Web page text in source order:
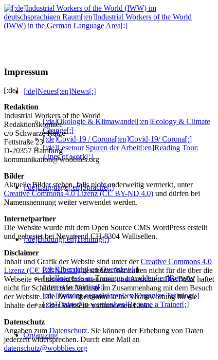
[:de]Neues[:en]News[:]
[:de]Ökologie & Klimawandel[:en]Ecology & Climate
Change[:]
[:de]Covid-19 / Corona[:en]Covid-19/ Corona[:]
[:de]Lesetour Spuren der Arbeit[:en]Reading Tour:
Lines of work[:]
[:de]Language[:en]Sprache[:]
[:de]Bildung[:en]Training[:]
[:de]Übersicht[:en]Overview[:]
[:de]Interesse an Trainings anmelden[:en]Register
interest in training[:]
[:de]Training organisieren[:en]Organize Training[:]
[:de]Trainer*in werden[:en]Become a Trainer[:]
Organizing
Impressum
[:de]
Redaktion
Industrial Workers of the World
Redaktionskomitee
c/o Schwarze Katze
Fettstraße 23
D-20357 Hamburg
kommunikation@wobblies.org
Bilder
Aktuelle Bilder stehen, falls nicht anderweitig vermerkt, unter
Creative Commons 4.0 Lizenz (CC BY-ND 4.0) und dürfen bei
Namensnennung weiter verwendet werden.
Internetpartner
Die Website wurde mit dem Open Source CMS WordPress erstellt
und gehostet bei Novatrend CH-8304 Wallisellen.
Disclaimer
Inhalt und Grafik der Website sind unter derCreative Commons 4.0
Lizenz (CC BY-ND 4.0)geschützt. Wir haften nicht für die über die
Webseite verbreiteten Informationen und Ansichten. Die IWW haftet
nicht für Schäden oder Verluste im Zusammenhang mit dem Besuch
der Website. Die IWW übernimmt keine Verantwortung für die
Inhalte der auf der Webseite vorhandenen Links.
Datenschutz
Angaben zumDatenschutz. Sie können der Erhebung von Daten
jederzeit widersprechen. Durch eine Mail an
datenschutz@wobblies.org